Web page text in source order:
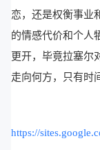
恋，还是权衡事业
的情感代价和个人
更开，毕竟拉塞尔
走向何方，只有时
https://